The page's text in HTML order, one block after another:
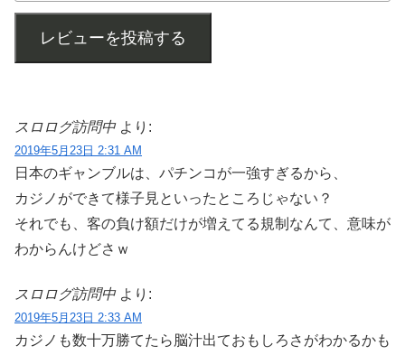
レビューを投稿する
スロログ訪問中 より:
2019年5月23日 2:31 AM
日本のギャンブルは、パチンコが一強すぎるから、
カジノができて様子見といったところじゃない？
それでも、客の負け額だけが増えてる規制なんて、意味が
わからんけどさｗ
スロログ訪問中 より:
2019年5月23日 2:33 AM
カジノも数十万勝てたら脳汁出ておもしろさがわかるかも